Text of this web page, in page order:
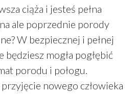
ciąża i jesteś pełna
ale poprzednie porody
W bezpiecznej i pełnej
mogła pogłębić
porodu i połogu.
nowego człowieka